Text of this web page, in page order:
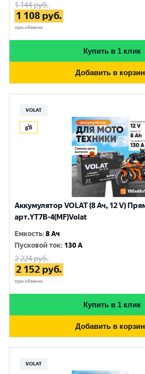
1 144руб.
1 108 руб.
при обмене
Купить в 1 клик
Добавить в
VOLAT
Аккумулятор VOLAT (8 Ач, 12 V)
арт.YT7B-4(MF)Volat
Емкость:8 Ач
Пусковой ток: 130 A
2 224руб.
2 152 руб.
при обмене
Купить в 1 клик
Добавить в
VOLAT